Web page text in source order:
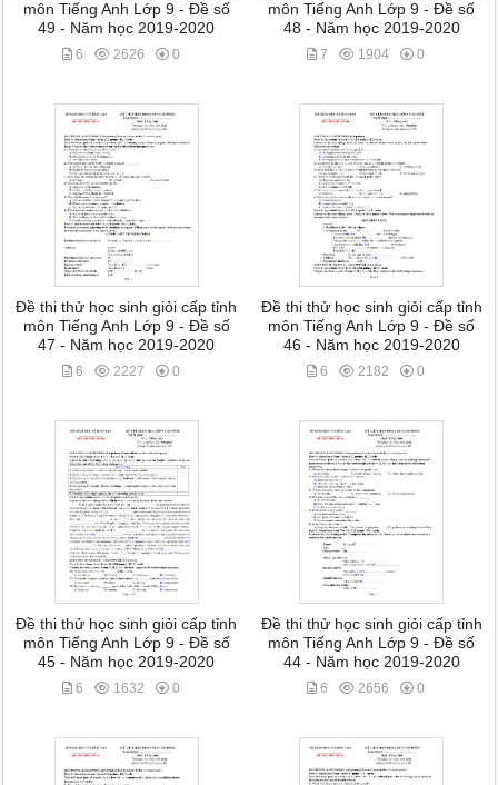
môn Tiếng Anh Lớp 9 - Đề số
49 - Năm học 2019-2020
6 2626 0
môn Tiếng Anh Lớp 9 - Đề số
48 - Năm học 2019-2020
7 1904 0
Đề thi thử học sinh giỏi cấp tỉnh
môn Tiếng Anh Lớp 9 - Đề số
47 - Năm học 2019-2020
6 2227 0
Đề thi thử học sinh giỏi cấp tỉnh
môn Tiếng Anh Lớp 9 - Đề số
46 - Năm học 2019-2020
6 2182 0
Đề thi thử học sinh giỏi cấp tỉnh
môn Tiếng Anh Lớp 9 - Đề số
45 - Năm học 2019-2020
6 1632 0
Đề thi thử học sinh giỏi cấp tỉnh
môn Tiếng Anh Lớp 9 - Đề số
44 - Năm học 2019-2020
6 2656 0